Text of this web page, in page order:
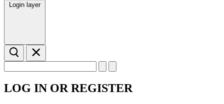
Login layer
LOG IN OR REGISTER